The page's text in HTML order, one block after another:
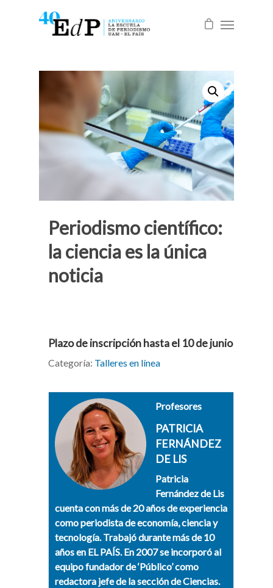
Periodismo científico:
la ciencia es la única
noticia
Plazo de inscripción hasta el 10 de junio
Categoría: Talleres en línea
Profesores
PATRICIA
FERNÁNDEZ
DE LIS
Patricia
Fernández de Lis
cuenta con más de 20 años de experiencia
como periodista de economía, ciencia y
tecnología. Trabajó durante más de 10
años en EL PAÍS. En 2007 se incorporó al
equipo fundador de ‘Público’ como
redactora jefe de la sección de Ciencias.